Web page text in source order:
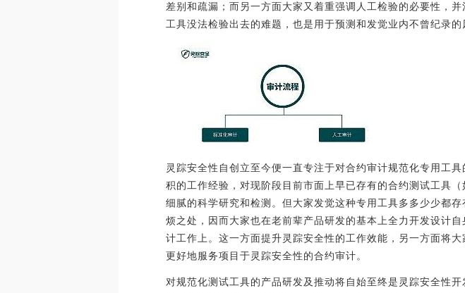
差别和疏漏；而另一方面大家又着重强调人工检验的必要性，
工具没法检验出去的难题，也是用于预测和发觉业内不曾纪录的
灵踪安全性自创立至今便一直专注于对合约审计规范化专用工
积的工作经验，对现阶段目前市面上早已存有的合约测试工
细腻的科学研究和检测。但大家发觉这种专用工具多多少少都
烦之处，因而大家也在老前辈产品研发的基本上全力开发设计
计工作上。这一方面提升灵踪安全性的工作效能，另一方面将
更好地服务项目于灵踪安全性的合约审计。
对规范化测试工具的产品研发及推动将自始至终是灵踪安全性